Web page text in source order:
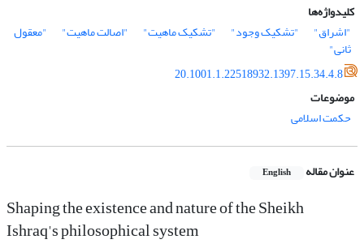
کلیدواژه‌ها
"اشراق"
"تشکیک وجود" "تشکیک ماهیت" "اصالت ماهیت" "معقول
ثانی"
20.1001.1.22518932.1397.15.34.4.8
موضوعات
حکمت اسلامی
عنوان مقاله English
Shaping the existence and nature of the Sheikh
Ishraq's philosophical system